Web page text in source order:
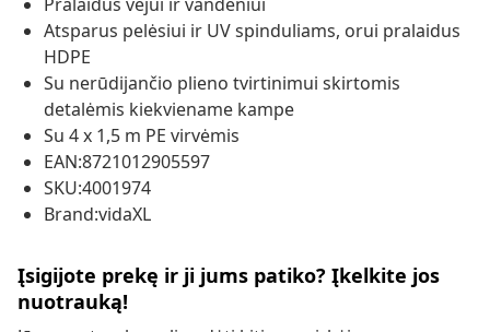
Atsparus pelėsiui ir UV spinduliams, orui pralaidus
HDPE
Su nerūdijančio plieno tvirtinimui skirtomis
detalėmis kiekviename kampe
Su 4 x 1,5 m PE virvėmis
EAN:8721012905597
SKU:4001974
Brand:vidaXL
Įsigijote prekę ir ji jums patiko? Įkelkite jos
nuotrauką!